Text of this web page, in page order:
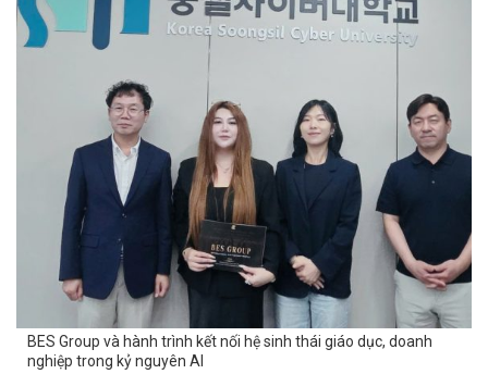
BES Group và hành trình kết nối hệ sinh thái giáo dục, doanh
nghiệp trong kỷ nguyên AI